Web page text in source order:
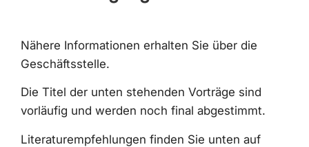
Nähere Informationen erhalten Sie über die
Geschäftsstelle.
Die Titel der unten stehenden Vorträge sind
vorläufig und werden noch final abgestimmt.
Literaturempfehlungen finden Sie unten auf